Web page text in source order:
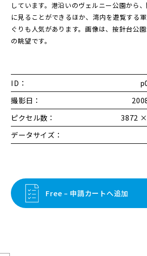
しています。港沿いのヴェルニー公園から
に見ることができるほか、湾内を遊覧する
ぐりも人気があります。画像は、按針台公園
の眺望です。
ID：
撮影日：
ピクセル数：
3872
データサイズ：
Free – 申請カートへ追加